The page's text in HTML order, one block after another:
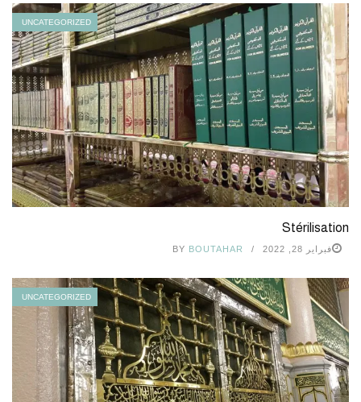
UNCATEGORIZED
Stérilisation
فبراير 28, 2022 BY BOUTAHAR
UNCATEGORIZED